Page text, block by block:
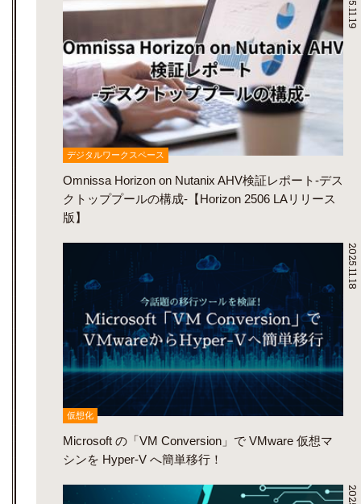
デジタルワークスペース
Omnissa Horizon on Nutanix AHV検証レポート-デス
クトッププールの構成-【Horizon 2506 LAリリース
版】
2025.11.18
仮想化
Microsoft の「VM Conversion」で VMware 仮想マ
シンを Hyper-V へ簡単移行！